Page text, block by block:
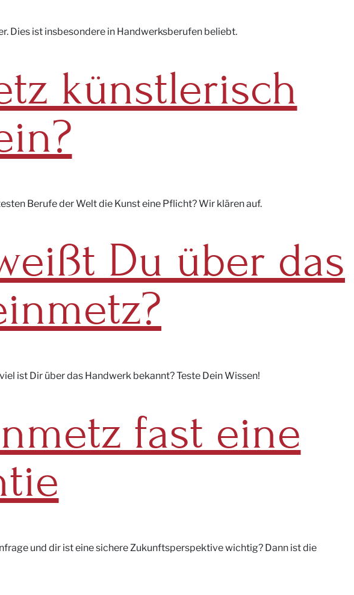
Dies ist insbesondere in Handwerksberufen beliebt.
künstlerisch
Berufe der Welt die Kunst eine Pflicht? Wir klären auf.
Du über das
ist Dir über das Handwerk bekannt? Teste Dein Wissen!
fast eine
und dir ist eine sichere Zukunftsperspektive wichtig? Dann ist die